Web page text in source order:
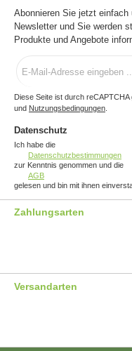
Abonnieren Sie jetzt einfach
Newsletter und Sie werden
Produkte und Angebote
Mail-
Diese Seite ist durch
und Nutzungsbedingungen.
Datenschutz
Ich habe die
Datenschutzbestimmungen
zur Kenntnis genommen und die
AGB
gelesen und bin mit ihnen
Zahlungsarten
Versandarten